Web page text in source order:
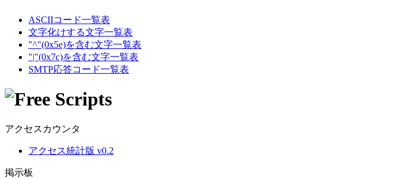
ASCIIコード一覧表
文字化けする文字一覧表
"^"(0x5e)を含む文字一覧表
"|"(0x7c)を含む文字一覧表
SMTP応答コード一覧表
アクセスカウンタ
アクセス統計版 v0.2
掲示板